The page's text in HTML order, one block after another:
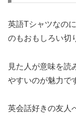
英語Tシャツなの
のもおもしろい切
見た人が意味を読
やすいのが魅力で
英会話好きの友人